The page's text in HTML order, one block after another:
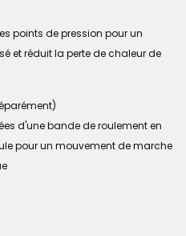
points de pression pour un
et réduit la perte de chaleur de
d'une bande de roulement en
pour un mouvement de marche